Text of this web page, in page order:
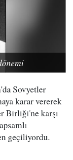
Sovyetler
karar vererek
Birliği'ne karşı
geçiliyordu.